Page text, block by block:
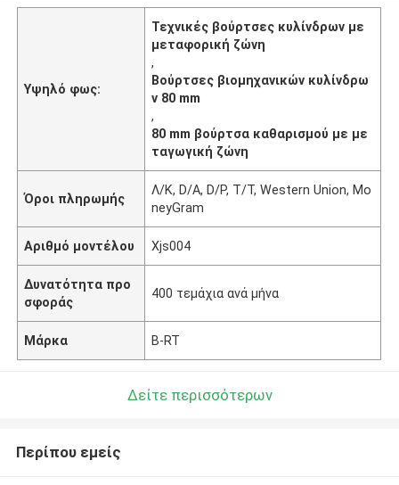
Υψηλό φως:
Τεχνικές βούρτσες κυλίνδρων με
μεταφορική ζώνη
,
Βούρτσες βιομηχανικών κυλίνδρω
ν 80 mm
,
80 mm βούρτσα καθαρισμού με με
ταγωγική ζώνη
Όροι πληρωμής
Λ/Κ, D/A, D/P, T/T, Western Union, Mo
neyGram
Αριθμό μοντέλου Xjs004
Δυνατότητα προ
σφοράς
400 τεμάχια ανά μήνα
Μάρκα B-RT
Δείτε περισσότερων
Περίπου εμείς